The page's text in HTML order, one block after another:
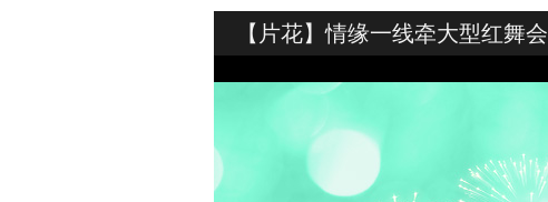
【片花】情缘一线牵大型红舞会